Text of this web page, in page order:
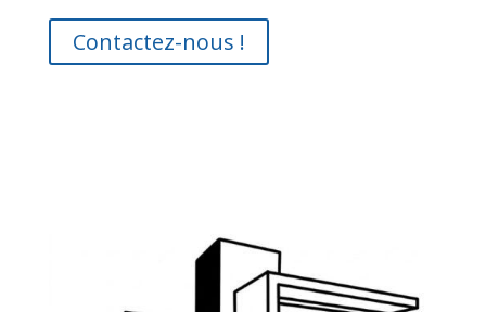
Contactez-nous !